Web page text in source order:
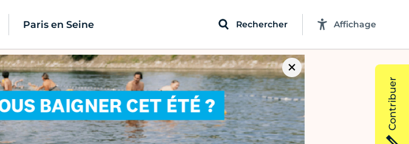
Paris en Seine Rechercher Affichage
Contribuer